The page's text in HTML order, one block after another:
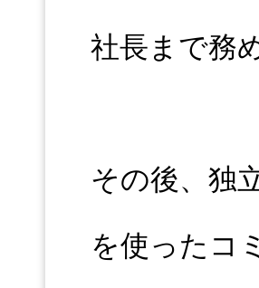
社長まで務
その後、独
を使ったコ